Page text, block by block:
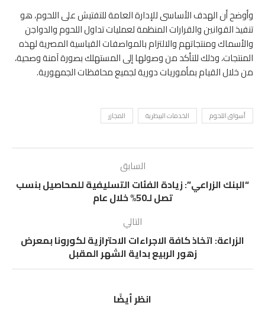
وأوضح أن الهدف الأساسى للإدارة العامة للتفتيش على اللحوم، هو
تنفيذ القوانين والقرارات المنظمة لعمليات تداول اللحوم والدواجن
والأسماك ومنتجاتهم والالتزام بالمواصفات القياسية المصرية لهذه
المنتجات، وذلك للتأكد من وصولها إلى المستهلك بصورة آمنة وصحية،
من خلال القيام بمأموريات دورية لجميع محافظات الجمهورية.
أسواق اللحوم الخدمات البيطرية المجازر
السابق
“البنك الزراعي”: زيادة الفئات التسليفية للمحاصيل بنسب
تصل لـ50% خلال عام
التالي
الزراعة: اتخاذ كافة الاجراءات الاحترازية لكورونا بمعرض
زهور الربيع بداية الشهر المقبل
انظر أيضًا